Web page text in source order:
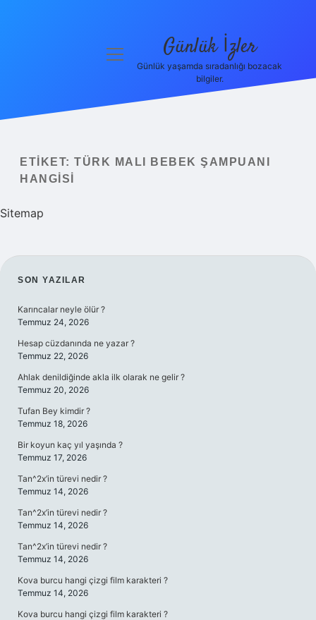
Yasal Uyarı
Hakkımızda
menüyü
Günlük İzler
Günlük yaşamda sıradanlığı bozacak
bilgiler.
ETIKET: TÜRK MALI BEBEK ŞAMPUANI
HANGISI
Sitemap
SIDEBAR
SON YAZILAR
Karıncalar neyle ölür ?
Temmuz 24, 2026
Hesap cüzdanında ne yazar ?
Temmuz 22, 2026
Ahlak denildiğinde akla ilk olarak ne gelir ?
Temmuz 20, 2026
Tufan Bey kimdir ?
Temmuz 18, 2026
Bir koyun kaç yıl yaşında ?
Temmuz 17, 2026
Tan^2x’in türevi nedir ?
Temmuz 14, 2026
Tan^2x’in türevi nedir ?
Temmuz 14, 2026
Tan^2x’in türevi nedir ?
Temmuz 14, 2026
Kova burcu hangi çizgi film karakteri ?
Temmuz 14, 2026
Kova burcu hangi çizgi film karakteri ?